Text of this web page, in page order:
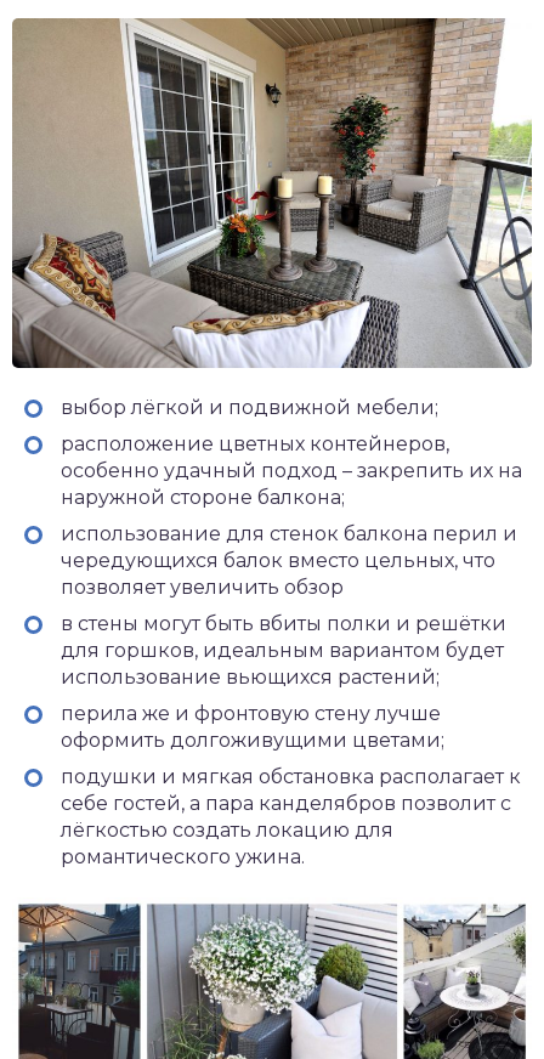
выбор лёгкой и подвижной мебели;
расположение цветных контейнеров,
особенно удачный подход – закрепить их на
наружной стороне балкона;
использование для стенок балкона перил и
чередующихся балок вместо цельных, что
позволяет увеличить обзор
в стены могут быть вбиты полки и решётки
для горшков, идеальным вариантом будет
использование вьющихся растений;
перила же и фронтовую стену лучше
оформить долгоживущими цветами;
подушки и мягкая обстановка располагает к
себе гостей, а пара канделябров позволит с
лёгкостью создать локацию для
романтического ужина.